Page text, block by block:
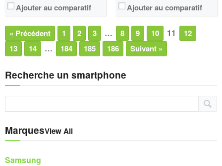
Ajouter au comparatif Ajouter au comparatif
« Précédent 1 2 3 … 8 9 10 11
12
13
14 … 184 185 186 Suivant »
Recherche un smartphone
MarquesView All
Samsung